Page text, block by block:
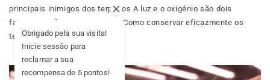
principais inimigos dos terpenos A luz e o oxigénio são dois
fatores que frequentemente... Como conservar eficazmente os
terpenos no dia a dia...
Obrigado pela sua visita!
Inicie sessão para
reclamar a sua
recompensa de 5 pontos!